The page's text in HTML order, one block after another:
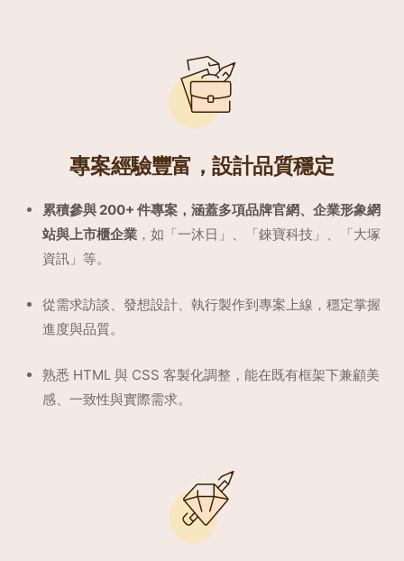
專案經驗豐富，設計品質穩定
累積參與 200+ 件專案，涵蓋多項品牌官網、企業形象網
站與上市櫃企業 ，如「一沐日」、「錸寶科技」、「大塚
資訊」等。
從需求訪談、發想設計、執行製作到專案上線，穩定掌握
進度與品質。
熟悉 HTML 與 CSS 客製化調整，能在既有框架下兼顧美
感、一致性與實際需求。